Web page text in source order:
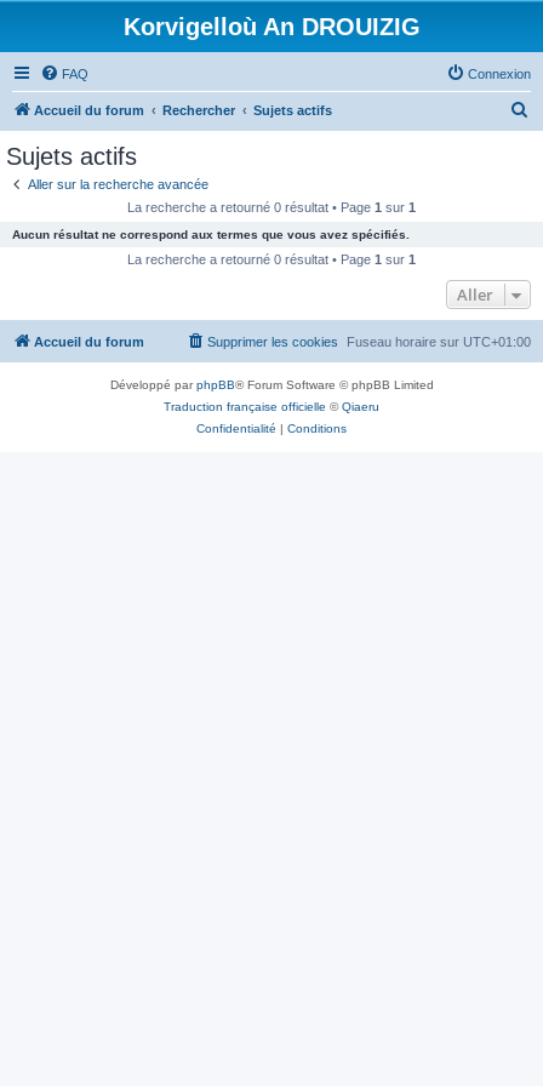
Korvigelloù An DROUIZIG
FAQ Connexion
Accueil du forum Rechercher Sujets actifs
c
e
Sujets actifs
Aller sur la recherche avancée
La recherche a retourné 0 résultat • Page 1 sur 1
Aucun résultat ne correspond aux termes que vous avez spécifiés.
La recherche a retourné 0 résultat • Page 1 sur 1
Aller
Accueil du forum Fuseau horaire sur UTC+01:00
Supprimer les cookies
Développé parphpBB® Forum Software © phpBB Limited
Traduction française officielle ©Qiaeru
Confidentialité | Conditions